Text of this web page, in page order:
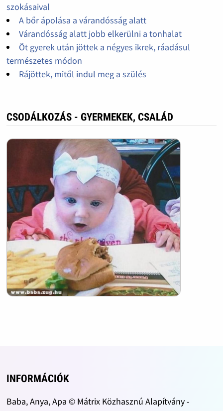
szokásaival
A bőr ápolása a várandósság alatt
Várandósság alatt jobb elkerülni a tonhalat
Öt gyerek után jöttek a négyes ikrek, ráadásul
természetes módon
Rájöttek, mitől indul meg a szülés
CSODÁLKOZÁS - GYERMEKEK, CSALÁD
INFORMÁCIÓK
Baba, Anya, Apa © Mátrix Közhasznú Alapítvány -